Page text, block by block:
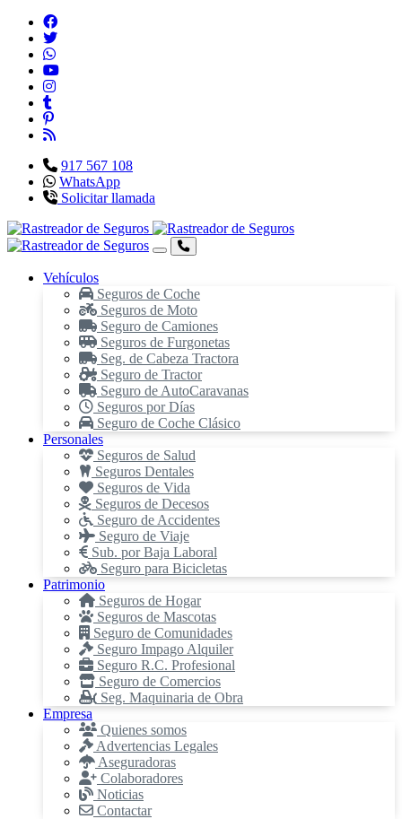
917 567 108
WhatsApp
Solicitar llamada
Vehículos
Seguros de Coche
Seguros de Moto
Seguro de Camiones
Seguros de Furgonetas
Seg. de Cabeza Tractora
Seguro de Tractor
Seguro de AutoCaravanas
Seguros por Días
Seguro de Coche Clásico
Personales
Seguros de Salud
Seguros Dentales
Seguros de Vida
Seguros de Decesos
Seguro de Accidentes
Seguro de Viaje
Sub. por Baja Laboral
Seguro para Bicicletas
Patrimonio
Seguros de Hogar
Seguros de Mascotas
Seguro de Comunidades
Seguro Impago Alquiler
Seguro R.C. Profesional
Seguro de Comercios
Seg. Maquinaria de Obra
Empresa
Quienes somos
Advertencias Legales
Aseguradoras
Colaboradores
Noticias
Contactar